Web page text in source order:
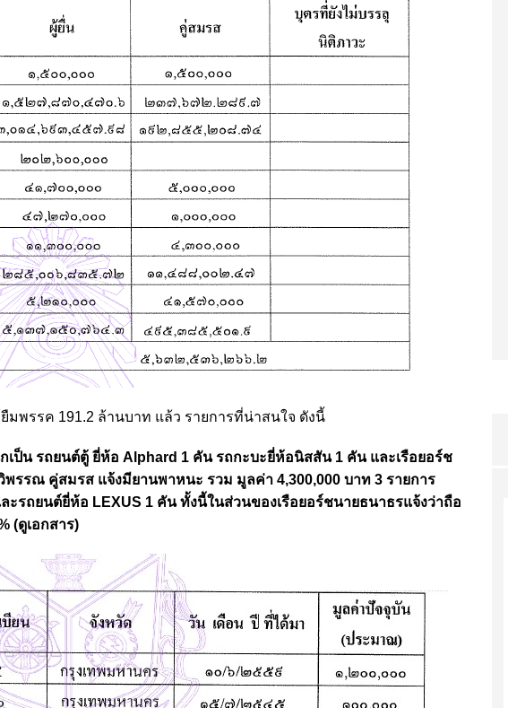
มพรรค 191.2 ล้านบาท แล้ว รายการที่น่าสนใจ ดังนี้
เป็น รถยนต์ตู้ ยี่ห้อ Alphard 1 คัน รถกะบะยี่ห้อนิสสัน 1 คัน และเรือยอร์ช
รรณ คู่สมรส แจ้งมียานพาหนะ รวม มูลค่า 4,300,000 บาท 3 รายการ
รถยนต์ยี่ห้อ LEXUS 1 คัน ทั้งนี้ในส่วนของเรือยอร์ชนายธนาธรแจ้งว่าถือ
(ดูเอกสาร)